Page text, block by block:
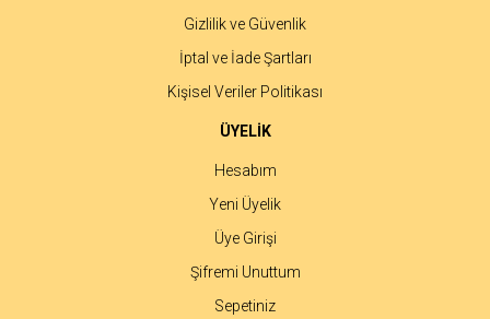
Gizlilik ve Güvenlik
İptal ve İade Şartları
Kişisel Veriler Politikası
ÜYELİK
Hesabım
Yeni Üyelik
Üye Girişi
Şifremi Unuttum
Sepetiniz